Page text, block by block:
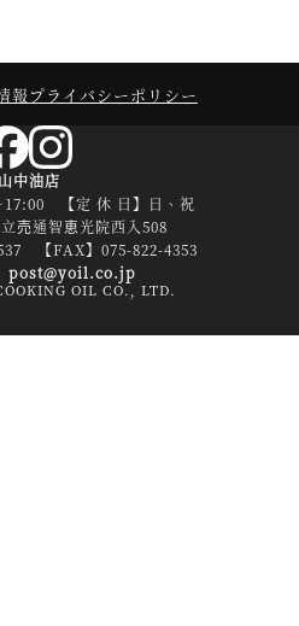
報 プライバシーポリシー
山中油店
17:00 【定 休 日】日、祝
売通智恵光院西入508
【FAX】075-822-4353
post@yoil.co.jp
OIL CO., LTD.